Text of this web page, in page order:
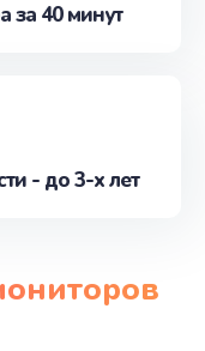
за 40 минут
- до 3-х лет